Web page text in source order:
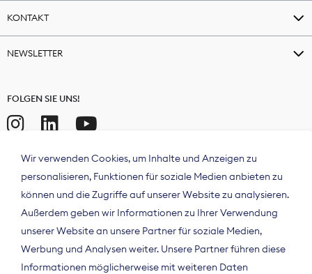
KONTAKT
NEWSLETTER
FOLGEN SIE UNS!
Wir verwenden Cookies, um Inhalte und Anzeigen zu
personalisieren, Funktionen für soziale Medien anbieten zu
können und die Zugriffe auf unserer Website zu analysieren.
Außerdem geben wir Informationen zu Ihrer Verwendung
unserer Website an unsere Partner für soziale Medien,
Werbung und Analysen weiter. Unsere Partner führen diese
Informationen möglicherweise mit weiteren Daten